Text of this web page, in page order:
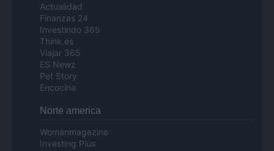
Actualidad
Finanzas 24
Investindo 365
Think.es
Viajar 365
ES Newz
Pet Story
Encocina
Norte america
Womanmagazine
Investing Plus